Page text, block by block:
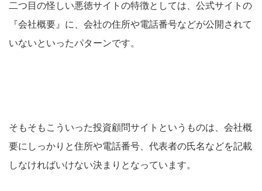
二つ目の怪しい悪徳サイトの特徴としては、公式サイトの
『会社概要』に、会社の住所や電話番号などが公開されて
いないといったパターンです。
そもそもこういった投資顧問サイトというものは、会社概
要にしっかりと住所や電話番号、代表者の氏名などを記載
しなければいけない決まりとなっています。